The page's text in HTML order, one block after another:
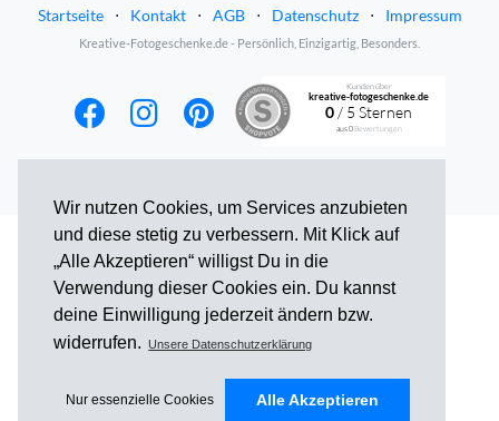
Wir nutzen Cookies, um Services anzubieten
und diese stetig zu verbessern. Mit Klick auf
„Alle Akzeptieren“ willigst Du in die
Verwendung dieser Cookies ein. Du kannst
deine Einwilligung jederzeit ändern bzw.
widerrufen.
Unsere Datenschutzerklärung
Nur essenzielle Cookies Alle Akzeptieren
Startseite ⋅ Kontakt ⋅ AGB ⋅ Datenschutz ⋅ Impressum
Kreative-Fotogeschenke.de - Persönlich, Einzigartig, Besonders.
Kunden über
kreative-fotogeschenke.de
0 / 5 Sternen
aus0Bewertungen